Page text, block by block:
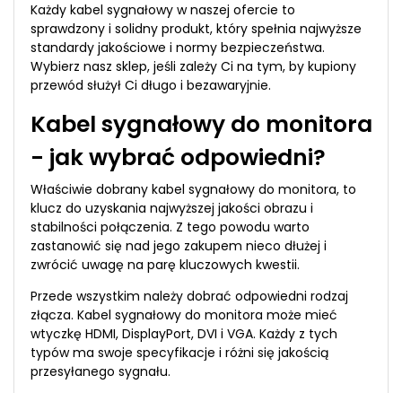
Każdy kabel sygnałowy w naszej ofercie to
sprawdzony i solidny produkt, który spełnia najwyższe
standardy jakościowe i normy bezpieczeństwa.
Wybierz nasz sklep, jeśli zależy Ci na tym, by kupiony
przewód służył Ci długo i bezawaryjnie.
Kabel sygnałowy do monitora
- jak wybrać odpowiedni?
Właściwie dobrany kabel sygnałowy do monitora, to
klucz do uzyskania najwyższej jakości obrazu i
stabilności połączenia. Z tego powodu warto
zastanowić się nad jego zakupem nieco dłużej i
zwrócić uwagę na parę kluczowych kwestii.
Przede wszystkim należy dobrać odpowiedni rodzaj
złącza. Kabel sygnałowy do monitora może mieć
wtyczkę HDMI, DisplayPort, DVI i VGA. Każdy z tych
typów ma swoje specyfikacje i różni się jakością
przesyłanego sygnału.